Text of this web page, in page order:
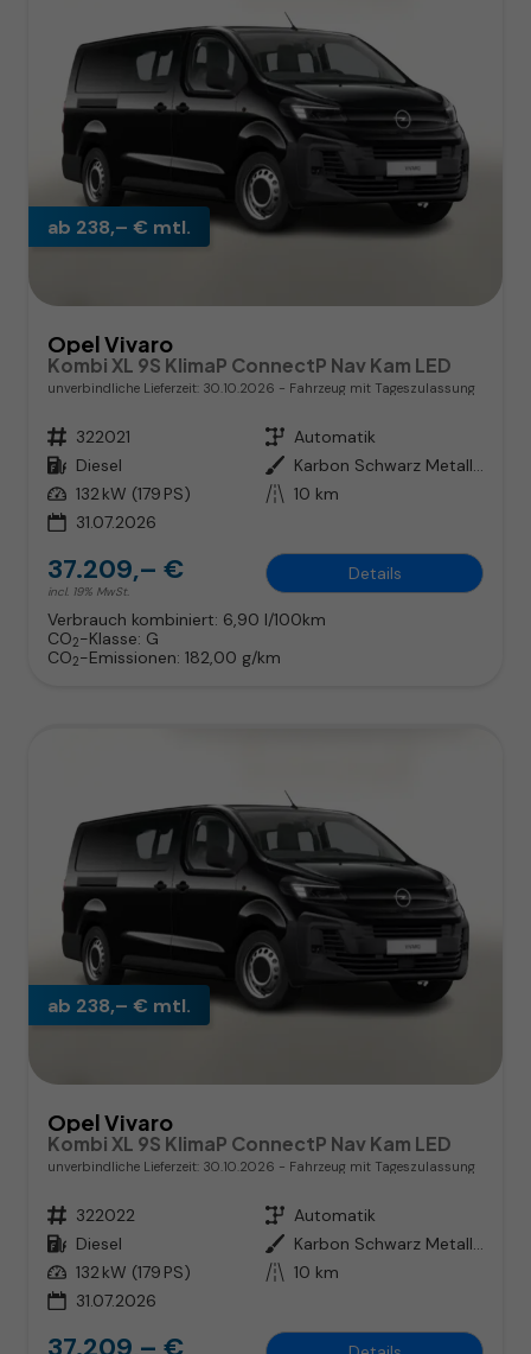
ab 238,– € mtl.
Opel Vivaro
Kombi XL 9S KlimaP ConnectP Nav Kam LED
unverbindliche Lieferzeit: 30.10.2026 Fahrzeug mit Tageszulassung
Fahrzeugnr. 322021 Getriebe Automatik
Kraftstoff Diesel Außenfarbe
Karbon Schwarz Metallic
Leistung 132 kW (179 PS) Kilometerstand 10 km
31.07.2026
37.209,– €
incl. 19% MwSt.
Details
Verbrauch kombiniert: 6,90 l/100km
CO2-Klasse: G
CO2-Emissionen: 182,00 g/km
ab 238,– € mtl.
Opel Vivaro
Kombi XL 9S KlimaP ConnectP Nav Kam LED
unverbindliche Lieferzeit: 30.10.2026 Fahrzeug mit Tageszulassung
Fahrzeugnr. 322022 Getriebe Automatik
Kraftstoff Diesel Außenfarbe
Karbon Schwarz Metallic
Leistung 132 kW (179 PS) Kilometerstand 10 km
31.07.2026